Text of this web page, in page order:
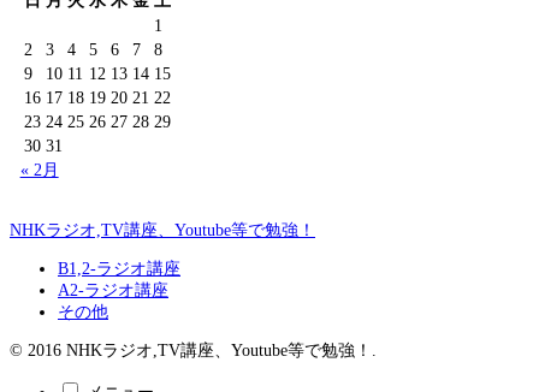
1
2
3 4 5 6 7
8
9
10 11 12 13 14 15
16 17 18 19 20 21 22
23 24 25 26 27 28 29
30 31
« 2月
NHKラジオ,TV講座、Youtube等で勉強！
B1,2-ラジオ講座
A2-ラジオ講座
その他
© 2016 NHKラジオ,TV講座、Youtube等で勉強！.